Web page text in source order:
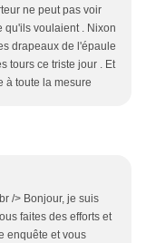
ne peut pas voir
qu'ils voulaient . Nixon
drapeaux de l'épaule
tours ce triste jour . Et
à toute la mesure
/> Bonjour, je suis
faites des efforts et
enquête et vous